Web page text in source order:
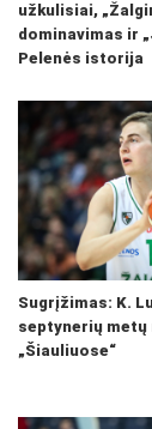
užkulisiai,
dominavimas ir
Pelenės istorija
Sugrįžimas: K.
septynerių metų
„Šiauliuose“